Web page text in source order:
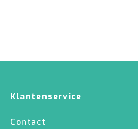
Klantenservice
Contact